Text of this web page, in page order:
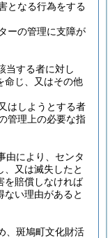
となる行為をする
ーの管理に支障が
当する者に対し
命じ、又はその他
はしようとする者
管理上の必要な指
由により、センタ
、又は滅失したと
を賠償しなければ
ない理由があると
、斑鳩町文化財活